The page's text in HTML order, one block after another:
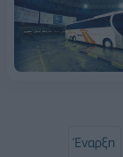
Έναρξη